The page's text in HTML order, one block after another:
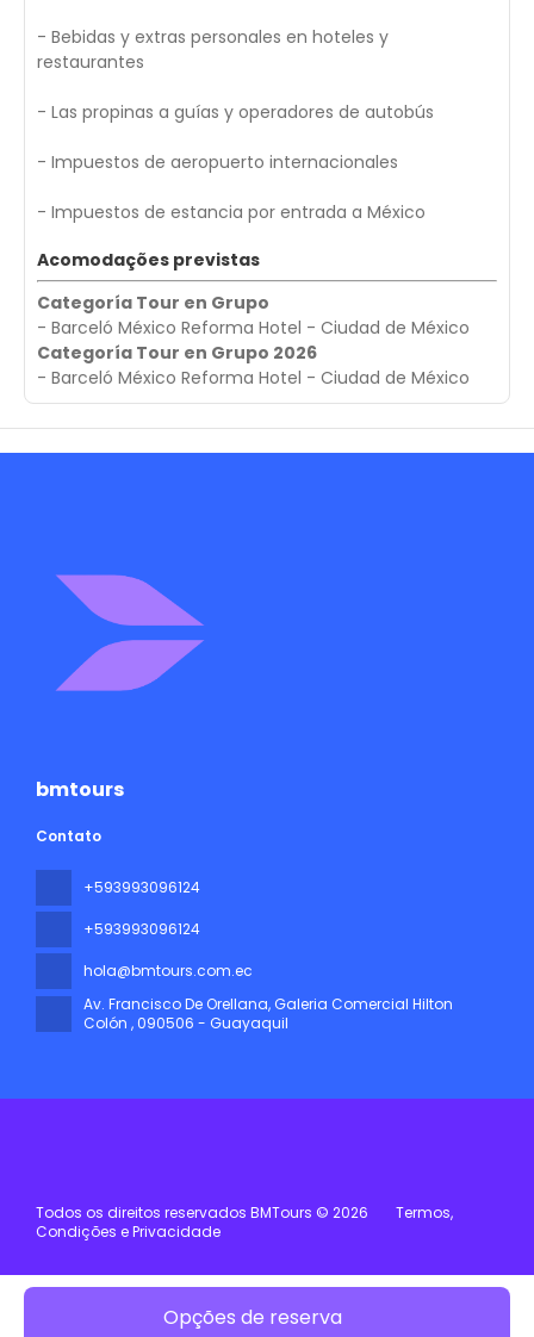
Opções de reserva
- Bebidas y extras personales en hoteles y
restaurantes
- Las propinas a guías y operadores de autobús
- Impuestos de aeropuerto internacionales
- Impuestos de estancia por entrada a México
Acomodações previstas
Categoría Tour en Grupo
- Barceló México Reforma Hotel - Ciudad de México
Categoría Tour en Grupo 2026
- Barceló México Reforma Hotel - Ciudad de México
bmtours
Contato
+593993096124
+593993096124
hola@bmtours.com.ec
Av. Francisco De Orellana, Galeria Comercial Hilton
Colón , 090506 - Guayaquil
Todos os direitos reservados BMTours © 2026
Termos,
Condições e Privacidade